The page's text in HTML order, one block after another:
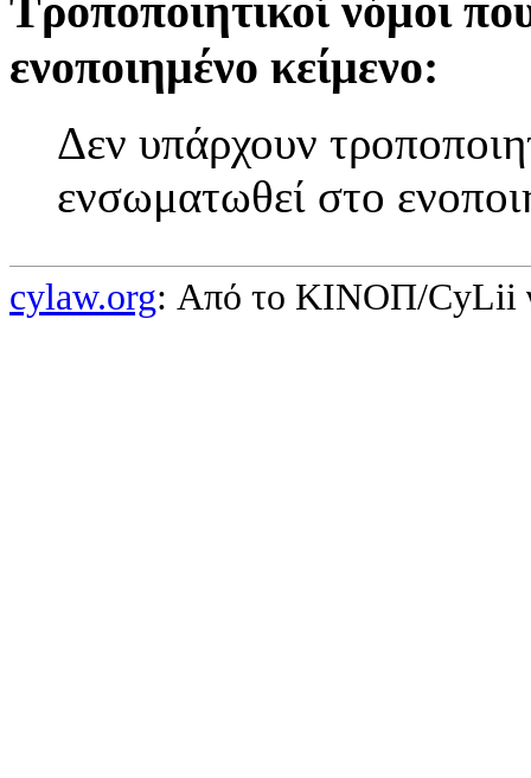
Τροποποιητικοί νόμοι
ενοποιημένο κείμενο:
Δεν υπάρχουν
ενσωματωθεί στο
cylaw.org: Από το ΚΙΝOΠ/CyLii